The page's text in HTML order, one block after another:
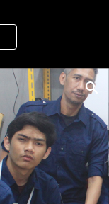
Skip to navigation